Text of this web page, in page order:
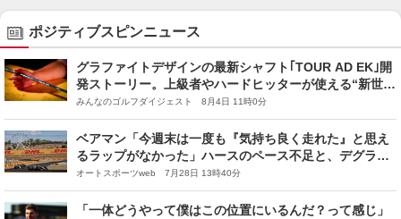
ポジティブスピンニュース
グラファイトデザインの最新シャフト｢TOUR AD EK｣開
発ストーリー。上級者やハードヒッターが使える“新世代
の走り系”を作りたかった
みんなのゴルフダイジェスト 8月4日 11時0分
ベアマン「今週末は一度も『気持ち良く走れた』と思え
るラップがなかった」ハースのペース不足と、デグラデ
ーションも負担に
オートスポーツweb 7月28日 13時40分
「一体どうやって僕はこの位置にいるんだ？って感じ」